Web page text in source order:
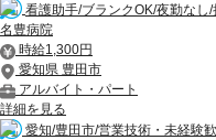
看護助手/ブランクOK/夜勤なし
名豊病院
時給1,300円
愛知県 豊田市
アルバイト・パート
詳細を見る
愛知/豊田市/営業技術・未経験